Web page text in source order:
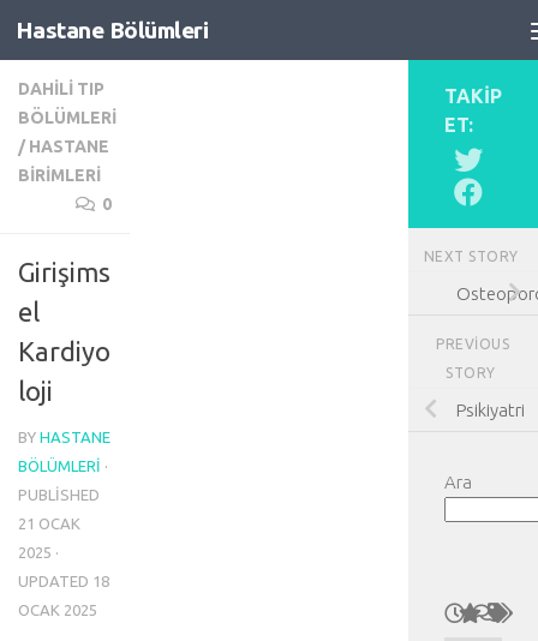
Skip to content
Hastane Bölümleri
DAHILI TIP
BÖLÜMLERI
/ HASTANE
BIRIMLERI
0
Girişims
el
Kardiyo
loji
BY HASTANE
BÖLÜMLERI ·
PUBLISHED
21 OCAK
2025 ·
UPDATED 18
OCAK 2025
TAKIP
ET:
NEXT STORY
PREVIOUS
STORY
Psikiyatri
Ara